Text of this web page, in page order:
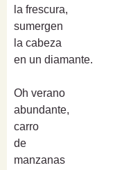
la frescura,
sumergen
la cabeza
en un diamante.
Oh verano
abundante,
carro
de
manzanas